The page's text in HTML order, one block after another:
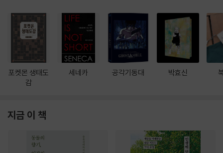
포켓몬 생태도
감
세네카 공각기동대 박효신
지금 이 책